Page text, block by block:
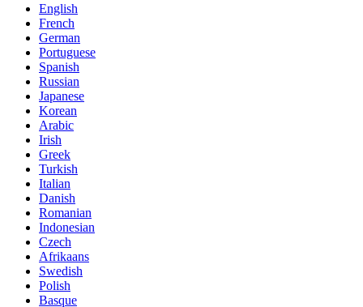
English
French
German
Portuguese
Spanish
Russian
Japanese
Korean
Arabic
Irish
Greek
Turkish
Italian
Danish
Romanian
Indonesian
Czech
Afrikaans
Swedish
Polish
Basque